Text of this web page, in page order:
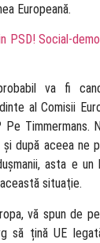
Europeană.
PSD! Social-
va fi
al Comisii
Pe Timmermans.
după aceea ne
asta e un
situaţie.
vă spun de
să țină UE